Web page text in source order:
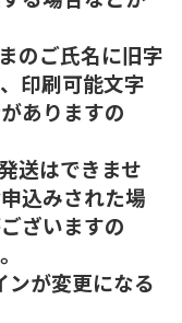
のご氏名に旧字
印刷可能文字
ありますの
送はできませ
込みされた場
ざいますの
ンが変更になる